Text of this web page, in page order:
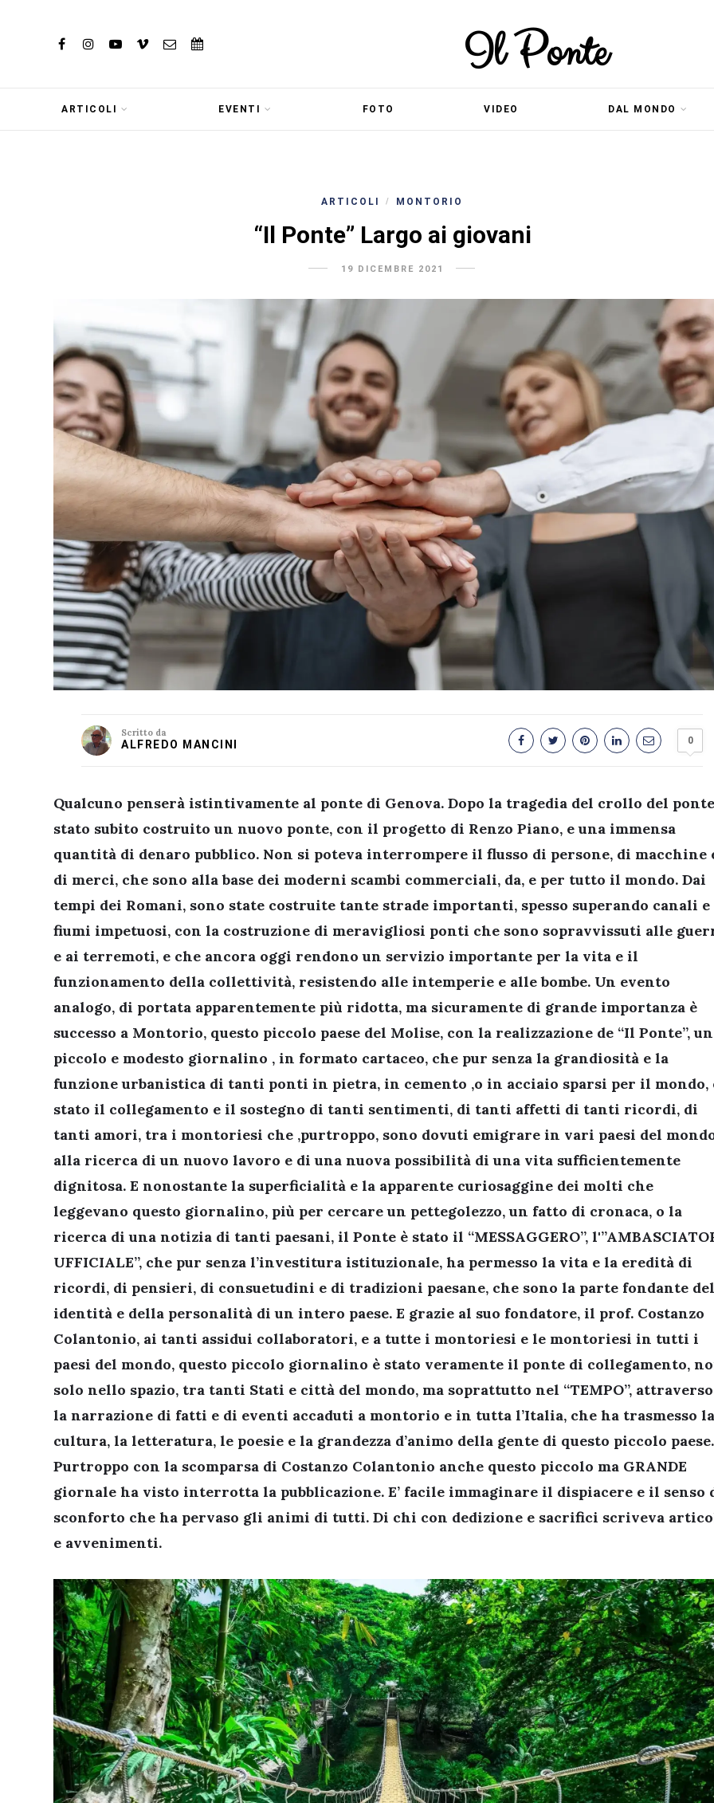
Il Ponte
ARTICOLI EVENTI FOTO VIDEO DAL MONDO
ARTICOLI / MONTORIO
“Il Ponte” Largo ai giovani
19 DICEMBRE 2021
Scritto da
ALFREDO MANCINI 0
Qualcuno penserà istintivamente al ponte di Genova. Dopo la tragedia del crollo del
stato subito costruito un nuovo ponte, con il progetto di Renzo Piano, e una immensa
quantità di denaro pubblico. Non si poteva interrompere il flusso di persone, di macchine
di merci, che sono alla base dei moderni scambi commerciali, da, e per tutto il mondo. Dai
tempi dei Romani, sono state costruite tante strade importanti, spesso superando canali e
fiumi impetuosi, con la costruzione di meravigliosi ponti che sono sopravvissuti alle
e ai terremoti, e che ancora oggi rendono un servizio importante per la vita e il
funzionamento della collettività, resistendo alle intemperie e alle bombe. Un evento
analogo, di portata apparentemente più ridotta, ma sicuramente di grande importanza è
successo a Montorio, questo piccolo paese del Molise, con la realizzazione de “Il Ponte”, un
piccolo e modesto giornalino , in formato cartaceo, che pur senza la grandiosità e la
funzione urbanistica di tanti ponti in pietra, in cemento ,o in acciaio sparsi per il mondo,
stato il collegamento e il sostegno di tanti sentimenti, di tanti affetti di tanti ricordi, di
tanti amori, tra i montoriesi che ,purtroppo, sono dovuti emigrare in vari paesi del
alla ricerca di un nuovo lavoro e di una nuova possibilità di una vita sufficientemente
dignitosa. E nonostante la superficialità e la apparente curiosaggine dei molti che
leggevano questo giornalino, più per cercare un pettegolezzo, un fatto di cronaca, o la
ricerca di una notizia di tanti paesani, il Ponte è stato il “MESSAGGERO”,
UFFICIALE”, che pur senza l’investitura istituzionale, ha permesso la vita e la eredità di
ricordi, di pensieri, di consuetudini e di tradizioni paesane, che sono la parte fondante
identità e della personalità di un intero paese. E grazie al suo fondatore, il prof. Costanzo
Colantonio, ai tanti assidui collaboratori, e a tutte i montoriesi e le montoriesi in tutti i
paesi del mondo, questo piccolo giornalino è stato veramente il ponte di collegamento,
solo nello spazio, tra tanti Stati e città del mondo, ma soprattutto nel “TEMPO”, attraverso
la narrazione di fatti e di eventi accaduti a montorio e in tutta l’Italia, che ha trasmesso la
cultura, la letteratura, le poesie e la grandezza d’animo della gente di questo piccolo paese.
Purtroppo con la scomparsa di Costanzo Colantonio anche questo piccolo ma GRANDE
giornale ha visto interrotta la pubblicazione. E’ facile immaginare il dispiacere e il senso
sconforto che ha pervaso gli animi di tutti. Di chi con dedizione e sacrifici scriveva
e avvenimenti.